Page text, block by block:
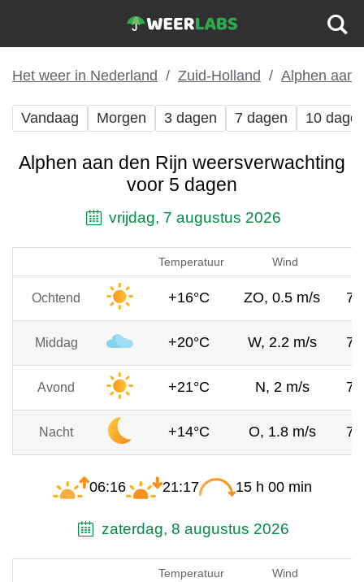
Het weer in Nederland Zuid-Holland Alphen aan
Vandaag Morgen 3 dagen 7 dagen 10
Alphen aan den Rijn weersverwachting
voor 5 dagen
vrijdag, 7 augustus 2026
Temperatuur Wind
Ochtend +16°C ZO, 0.5 m/s
Middag +20°C W, 2.2 m/s
Avond +21°C N, 2 m/s
Nacht +14°C O, 1.8 m/s
06:16 21:17 15 h 00 min
zaterdag, 8 augustus 2026
Temperatuur Wind